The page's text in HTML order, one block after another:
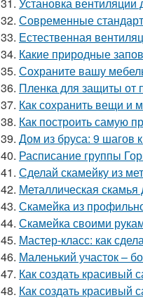
32. Современные
33. Естественная
34. Какие природные
35. Сохраните вашу
36. Пленка для защиты от
37. Как сохранить вещи и
38. Как построить самую
39. Дом из бруса: 9 шагов
40. Расписание группы
41. Сделай скамейку из
42. Металлическая
43. Скамейка из
44. Скамейка своими
45. Мастер-класс: как
46. Маленький участок –
47. Как создать красивый
48. Как создать красивый